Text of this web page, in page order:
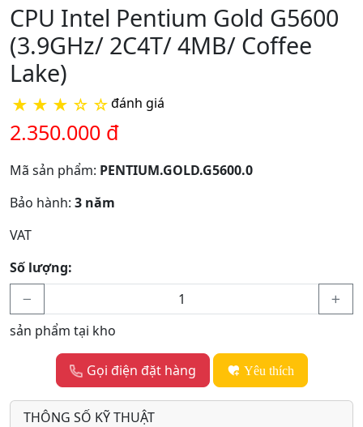
CPU Intel Pentium Gold G5600
(3.9GHz/ 2C4T/ 4MB/ Coffee
Lake)
★ ★ ★ ☆ ☆đánh giá
2.350.000 đ
Mã sản phẩm: PENTIUM.GOLD.G5600.0
Bảo hành: 3 năm
VAT
Số lượng:
sản phẩm tại kho
Gọi điện đặt hàng Yêu thích
THÔNG SỐ KỸ THUẬT